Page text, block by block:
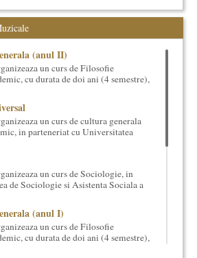
oamenii ei, pe
- si de aici numele -, insa acum
alte domenii ale culturii.
dezvoltam si administram proiecte
si sisteme de finantare, marketing
concursuri, concerte si
sau publice, tinem cursuri de
teatrala, filosofica si de alte feluri.
despre cei care il administreaza si
in rubricile de mai jos.
(anul II)
un curs de Filosofie
cu durata de doi ani (4 semestre),
un curs de cultura generala
in parteneriat cu Universitatea
un curs de Sociologie, in
de Sociologie si Asistenta Sociala a
(anul I)
un curs de Filosofie
cu durata de doi ani (4 semestre),